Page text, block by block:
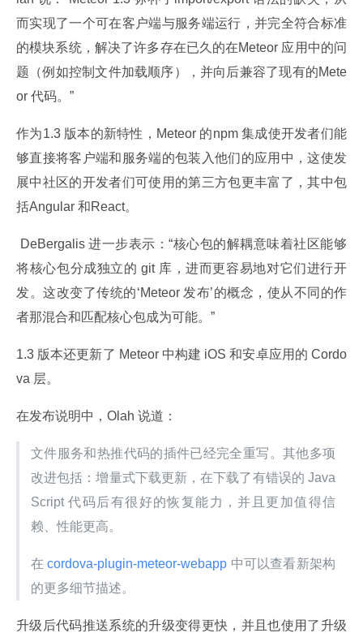
而实现了一个可在客户端与服务端运行，并完全符合标准
的模块系统，解决了许多存在已久的在Meteor 应用中的问
题（例如控制文件加载顺序），并向后兼容了现有的Mete
or 代码。”
作为1.3 版本的新特性，Meteor 的npm 集成使开发者们能
够直接将客户端和服务端的包装入他们的应用中，这使发
展中社区的开发者们可使用的第三方包更丰富了，其中包
括Angular 和React。
将核心包分成独立的 git 库，进而更容易地对它们进行开
发。这改变了传统的‘Meteor 发布’的概念，使从不同的作
者那混合和匹配核心包成为可能。”
1.3 版本还更新了 Meteor 中构建 iOS 和安卓应用的 Cordo
va 层。
在发布说明中，Olah 说道：
文件服务和热推代码的插件已经完全重写。其他多项
改进包括：增量式下载更新，在下载了有错误的 Java
Script 代码后有很好的恢复能力，并且更加值得信
赖、性能更高。
在 cordova-plugin-meteor-webapp 中可以查看新架构
的更多细节描述。
升级后代码推送系统的升级变得更快，并且也使用了升级